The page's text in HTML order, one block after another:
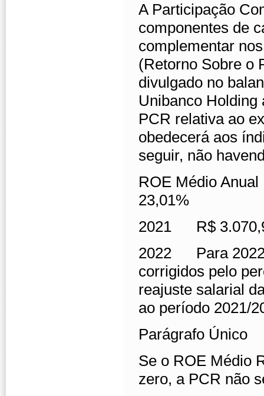
A Participação
componentes de
complementar
(Retorno Sobre o
divulgado no
Unibanco Holding
PCR relativa ao
obedecerá aos
seguir, não
ROE Médio
23,01%
2021 R$
2022 Para 2022,
corrigidos pelo
reajuste salarial
ao período 2021/
Parágrafo Único
Se o ROE Médio
zero, a PCR não